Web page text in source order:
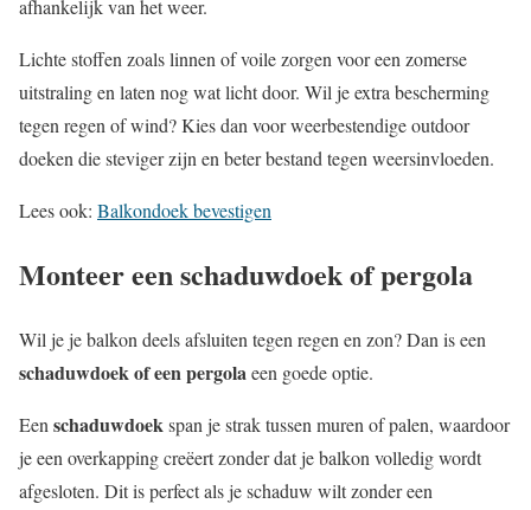
afhankelijk van het weer.
Lichte stoffen zoals linnen of voile zorgen voor een zomerse
uitstraling en laten nog wat licht door. Wil je extra bescherming
tegen regen of wind? Kies dan voor weerbestendige outdoor
doeken die steviger zijn en beter bestand tegen weersinvloeden.
Lees ook: Balkondoek bevestigen
Monteer een schaduwdoek of pergola
Wil je je balkon deels afsluiten tegen regen en zon? Dan is een
schaduwdoek of een pergolaeen goede optie.
Eenschaduwdoekspan je strak tussen muren of palen, waardoor
je een overkapping creëert zonder dat je balkon volledig wordt
afgesloten. Dit is perfect als je schaduw wilt zonder een